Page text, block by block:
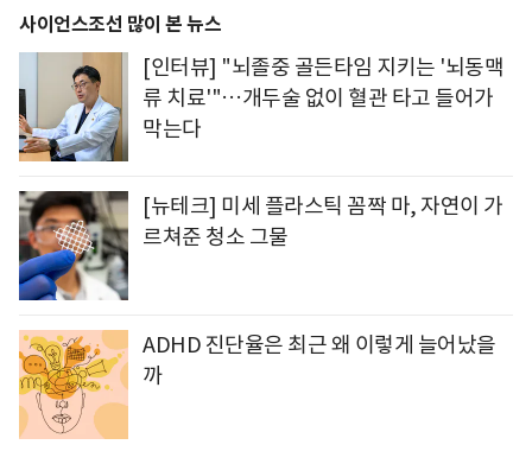
사이언스조선 많이 본 뉴스
[인터뷰] "뇌졸중 골든타임 지키는 '뇌동맥
류 치료'"…개두술 없이 혈관 타고 들어가
막는다
[뉴테크] 미세 플라스틱 꼼짝 마, 자연이 가
르쳐준 청소 그물
ADHD 진단율은 최근 왜 이렇게 늘어났을
까